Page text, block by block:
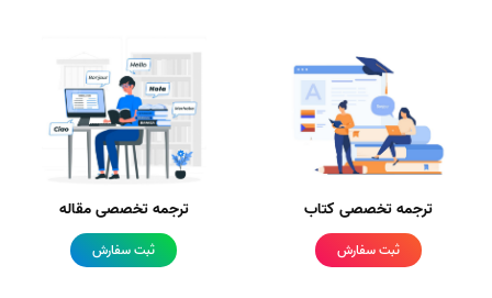
ترجمه تخصصی کتاب
ثبت سفارش
ترجمه تخصصی مقاله
ثبت سفارش